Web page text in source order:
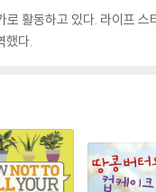
활동하고 있다. 라이프 스
했다.